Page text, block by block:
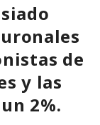
de
y las
2%.